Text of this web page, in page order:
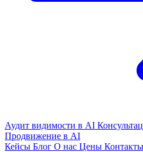
Аудит видимости в AI
Продвижение в AI
Кейсы Блог О нас Цены Контакты